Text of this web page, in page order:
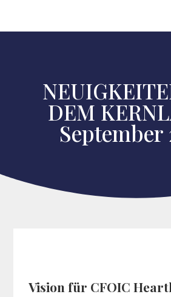
DEM
September
Vision für CFOIC